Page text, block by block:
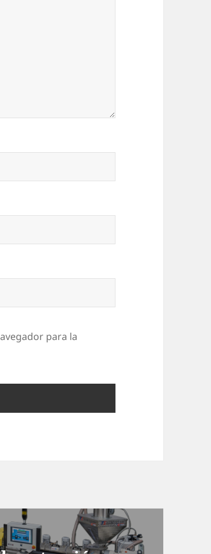
para la